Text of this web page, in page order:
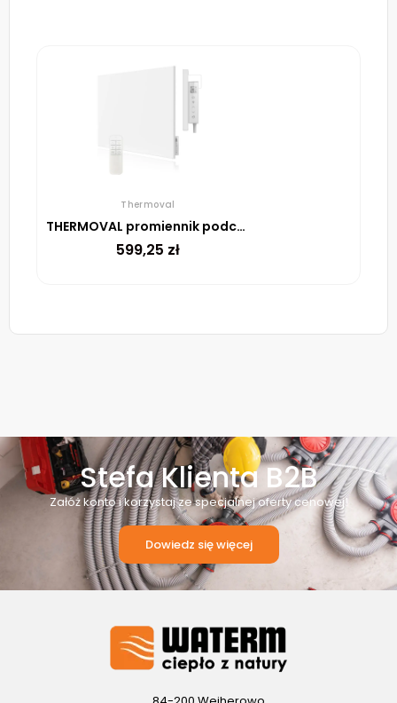
Thermoval
THERMOVAL promiennik podczerwieni CRYSTAL 350
599,25 zł
Stefa Klienta B2B
Załóż konto i korzystaj ze specjalnej oferty cenowej!
Dowiedz się więcej